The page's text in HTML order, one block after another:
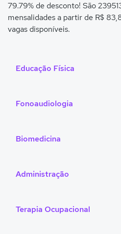
79.79% de desconto! São
mensalidades a partir de R$
vagas disponíveis.
Educação Física
Fonoaudiologia
Biomedicina
Administração
Terapia Ocupacional